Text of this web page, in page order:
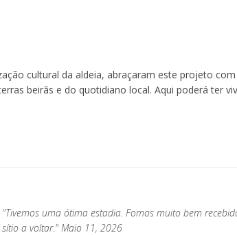
cultural da aldeia, abraçaram este projeto
beirãs e do quotidiano local. Aqui poderá ter
"Tivemos uma ótima estadia. Fomos muito bem
sítio a voltar." Maio 11, 2026